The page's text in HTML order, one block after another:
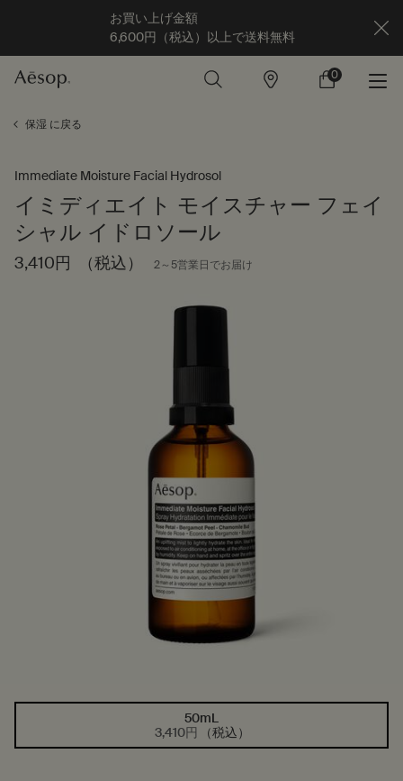
お買い上げ金額
6,600円（税込）以上で送料無料
店
カ
0
0 カート内の製
保湿 に戻る
Immediate Moisture Facial Hydrosol
イミディエイト モイスチャー フェイ
シャル イドロソール
3,410円 （税込） 2～5営業日でお届け
選択済み
50mL
3,410円
（税込）
, 1/1